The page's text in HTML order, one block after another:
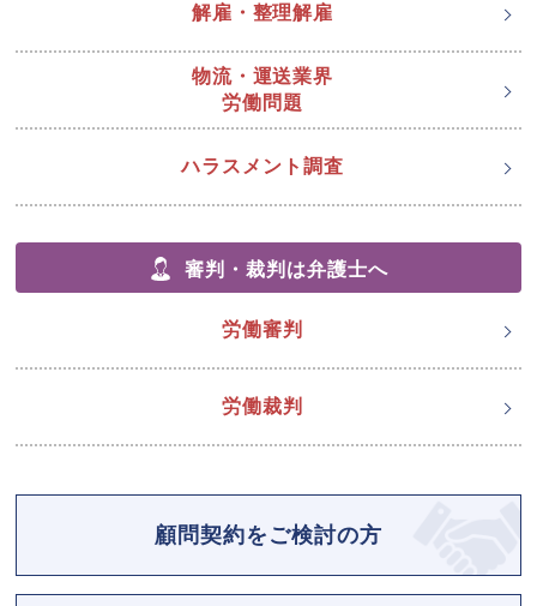
解雇・整理解雇
物流・運送業界
労働問題
ハラスメント調査
審判・裁判は弁護士へ
労働審判
労働裁判
顧問契約をご検討の方